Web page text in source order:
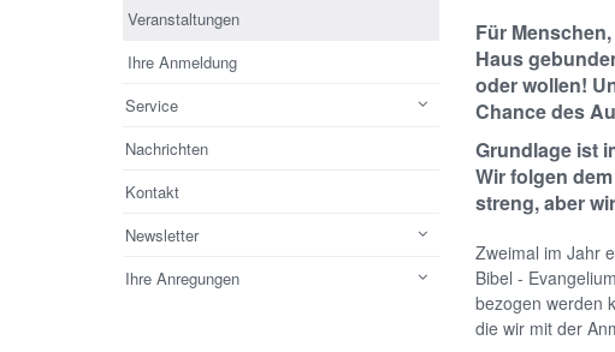
Für
Haus
oder wollen!
Chance des
Grundlage ist
Wir folgen
streng, aber
Zweimal im Jahr
Bibel -
bezogen werden
die wir mit der
Veranstaltungen
Ihre Anmeldung
Service
Nachrichten
Kontakt
Newsletter
Ihre Anregungen